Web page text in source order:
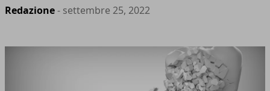
Redazione- settembre 25, 2022